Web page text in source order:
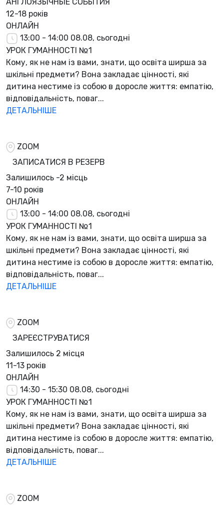
12-18 років
ОНЛАЙН
13:00 - 14:00 08.08, сьогодні
УРОК ГУМАННОСТІ №1
Кому, як не нам із вами, знати, що освіта ширша за
шкільні предмети? Вона закладає цінності, які
дитина нестиме із собою в доросле життя: емпатію,
відповідальність, поваг...
ДЕТАЛЬНІШЕ
ZOOM
ЗАПИСАТИСЯ В РЕЗЕРВ
Залишилось -2 місць
7-10 років
ОНЛАЙН
13:00 - 14:00 08.08, сьогодні
УРОК ГУМАННОСТІ №1
Кому, як не нам із вами, знати, що освіта ширша за
шкільні предмети? Вона закладає цінності, які
дитина нестиме із собою в доросле життя: емпатію,
відповідальність, поваг...
ДЕТАЛЬНІШЕ
ZOOM
ЗАРЕЄСТРУВАТИСЯ
Залишилось 2 місця
11-13 років
ОНЛАЙН
14:30 - 15:30 08.08, сьогодні
УРОК ГУМАННОСТІ №1
Кому, як не нам із вами, знати, що освіта ширша за
шкільні предмети? Вона закладає цінності, які
дитина нестиме із собою в доросле життя: емпатію,
відповідальність, поваг...
ДЕТАЛЬНІШЕ
ZOOM